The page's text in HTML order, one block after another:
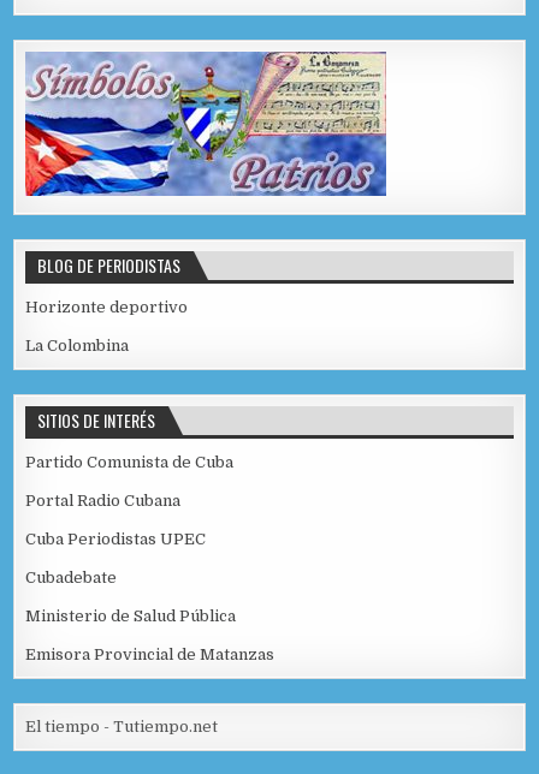
BLOG DE PERIODISTAS
Horizonte deportivo
La Colombina
SITIOS DE INTERÉS
Partido Comunista de Cuba
Portal Radio Cubana
Cuba Periodistas UPEC
Cubadebate
Ministerio de Salud Pública
Emisora Provincial de Matanzas
El tiempo - Tutiempo.net